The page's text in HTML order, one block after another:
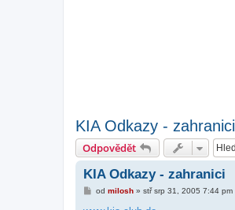
KIA Odkazy - zahranici
Odpovědět
KIA Odkazy - zahranici
Pod milosh» stř srp 31, 2005 7:44 pm